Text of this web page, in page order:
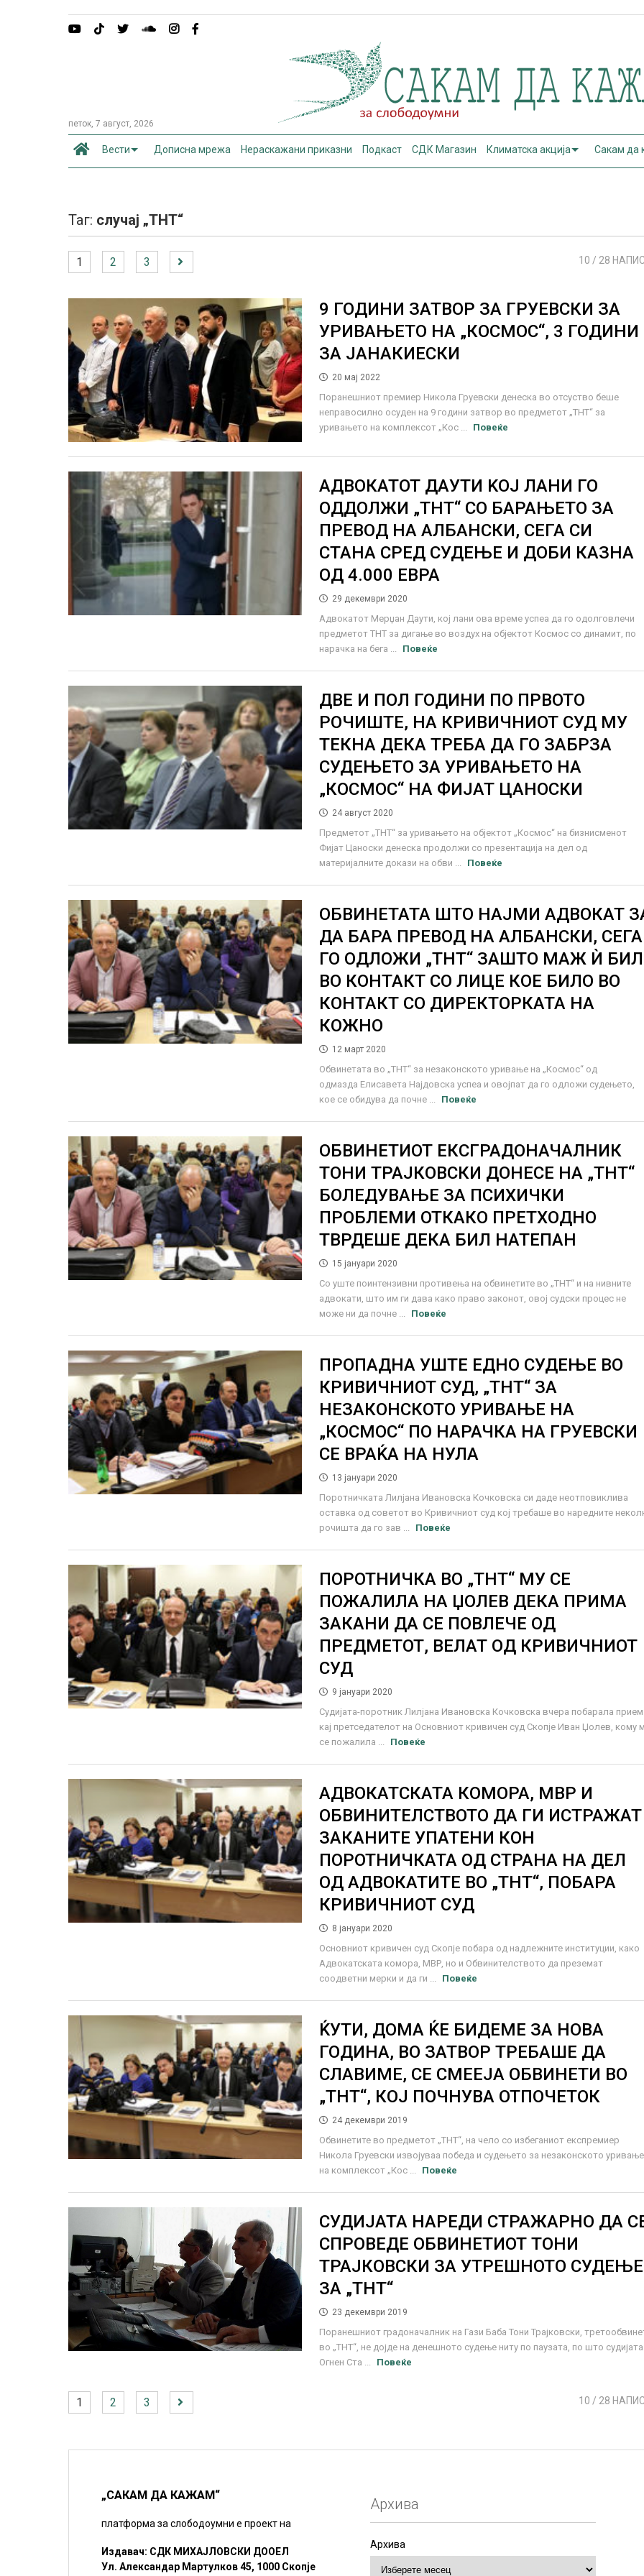
петок, 7 август, 2026
Вести Дописна мрежа Нераскажани приказни Подкаст СДК Магазин Климатска акција Сакам да
Таг: случај „ТНТ“
1 2 3 10 / 28
9 ГОДИНИ ЗАТВОР ЗА ГРУЕВСКИ ЗА
УРИВАЊЕТО НА „КОСМОС“, 3 ГОДИНИ
ЗА ЈАНАКИЕСКИ
20 мај 2022
Поранешниот премиер Никола Груевски денеска во отсуство беше
неправосилно осуден на 9 години затвор во предметот „ТНТ“ за
уривањето на комплексот „Кос ...
Повеќе
АДВОКАТОТ ДАУТИ KOЈ ЛАНИ ГО
ОДДОЛЖИ „ТНТ“ СО БАРАЊЕТО ЗА
ПРЕВОД НА АЛБАНСКИ, СЕГА СИ
СТАНА СРЕД СУДЕЊЕ И ДОБИ КАЗНА
ОД 4.000 ЕВРА
29 декември 2020
Адвокатот Мерџан Даути, кој лани ова време успеа да го одолговлечи
предметот ТНТ за дигање во воздух на објектот Космос со динамит, по
нарачка на бега ...
Повеќе
ДВЕ И ПОЛ ГОДИНИ ПО ПРВОТО
РОЧИШТЕ, НА КРИВИЧНИОТ СУД МУ
ТЕКНА ДЕКА ТРЕБА ДА ГО ЗАБРЗА
СУДЕЊЕТО ЗА УРИВАЊЕТО НА
„КОСМОС“ НА ФИЈАТ ЦАНОСКИ
24 август 2020
Предметот „ТНТ“ за уривањето на објектот „Космос“ на бизнисменот
Фијат Цаноски денеска продолжи со презентација на дел од
материјалните докази на обви ...
Повеќе
ОБВИНЕТАТА ШТО НАЈМИ АДВОКАТ
ДА БАРА ПРЕВОД НА АЛБАНСКИ, СЕГА
ГО ОДЛОЖИ „ТНТ“ ЗАШТО МАЖ Ѝ БИЛ
ВО КОНТАКТ СО ЛИЦЕ КОЕ БИЛО ВО
КОНТАКТ СО ДИРЕКТОРКАТА НА
КОЖНО
12 март 2020
Обвинетата во „ТНТ“ за незаконското уривање на „Космос“ од
одмазда Елисавета Најдовска успеа и овојпат да го одложи судењето,
кое се обидува да почне ...
Повеќе
ОБВИНЕТИОТ ЕКСГРАДОНАЧАЛНИК
ТОНИ ТРАЈКОВСКИ ДОНЕСЕ НА „ТНТ“
БОЛЕДУВАЊЕ ЗА ПСИХИЧКИ
ПРОБЛЕМИ ОТКАКО ПРЕТХОДНО
ТВРДЕШЕ ДЕКА БИЛ НАТЕПАН
15 јануари 2020
Со уште поинтензивни противења на обвинетите во „ТНТ“ и на нивните
адвокати, што им ги дава како право законот, овој судски процес не
може ни да почне ...
Повеќе
ПРОПАДНА УШТЕ ЕДНО СУДЕЊЕ ВО
КРИВИЧНИОТ СУД, „ТНТ“ ЗА
НЕЗАКОНСКОТО УРИВАЊЕ НА
„КОСМОС“ ПО НАРАЧКА НА ГРУЕВСКИ
СЕ ВРАЌА НА НУЛА
13 јануари 2020
Поротничката Лилјана Ивановска Кочковска си даде неотповиклива
оставка од советот во Кривичниот суд кој требаше во наредните
рочишта да го зав ...
Повеќе
ПОРОТНИЧКА ВО „ТНТ“ МУ СЕ
ПОЖАЛИЛА НА ЏОЛЕВ ДЕКА ПРИМА
ЗАКАНИ ДА СЕ ПОВЛЕЧЕ ОД
ПРЕДМЕТОТ, ВЕЛАТ ОД КРИВИЧНИОТ
СУД
9 јануари 2020
Судијата-поротник Лилјана Ивановска Кочковска вчера побарала прием
кај претседателот на Основниот кривичен суд Скопје Иван Џолев, кому
се пожалила ...
Повеќе
АДВОКАТСКАТА КОМОРА, МВР И
ОБВИНИТЕЛСТВОТО ДА ГИ ИСТРАЖАТ
ЗАКАНИТЕ УПАТЕНИ КОН
ПОРОТНИЧКАТА ОД СТРАНА НА ДЕЛ
ОД АДВОКАТИТЕ ВО „ТНТ“, ПОБАРА
КРИВИЧНИОТ СУД
8 јануари 2020
Основниот кривичен суд Скопје побара од надлежните институции, како
Адвокатската комора, МВР, но и Обвинителството да преземат
соодветни мерки и да ги ...
Повеќе
ЌУТИ, ДОМА ЌЕ БИДЕМЕ ЗА НОВА
ГОДИНА, ВО ЗАТВОР ТРЕБАШЕ ДА
СЛАВИМЕ, СЕ СМЕЕЈА ОБВИНЕТИ ВО
„ТНТ“, КОЈ ПОЧНУВА ОТПОЧЕТОК
24 декември 2019
Обвинетите во предметот „ТНТ“, на чело со избеганиот експремиер
Никола Груевски извојуваа победа и судењето за незаконското уривање
на комплексот „Кос ...
Повеќе
СУДИЈАТА НАРЕДИ СТРАЖАРНО ДА
СПРОВЕДЕ ОБВИНЕТИОТ ТОНИ
ТРАЈКОВСКИ ЗА УТРЕШНОТО СУДЕЊЕ
ЗА „ТНТ“
23 декември 2019
Поранешниот градоначалник на Гази Баба Тони Трајковски,
во „ТНТ“, не дојде на денешното судење ниту по паузата, по што судијата
Огнен Ста ...
Повеќе
1 2 3 10 / 28
„САКАМ ДА КАЖАМ“
платформа за слободоумни е проект на
Издавач: СДК МИХАЈЛОВСКИ ДООЕЛ
Ул. Александар Мартулков 45, 1000 Скопје
Архива
Архива